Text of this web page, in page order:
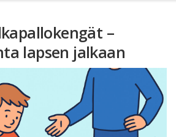
–
lapsen jalkaan